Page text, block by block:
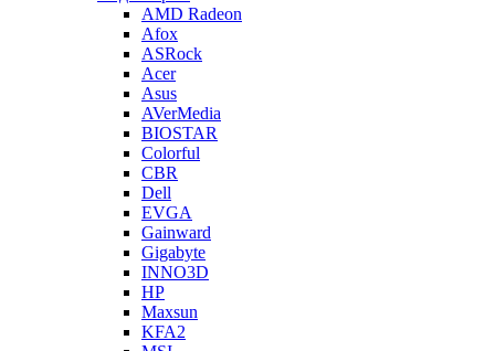
AMD Radeon
Afox
ASRock
Acer
Asus
AVerMedia
BIOSTAR
Colorful
CBR
Dell
EVGA
Gainward
Gigabyte
INNO3D
HP
Maxsun
KFA2